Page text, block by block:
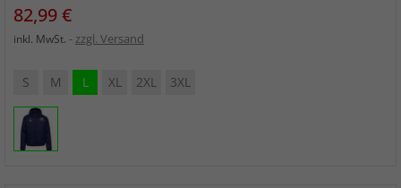
Preis
82,99 €
inkl. MwSt. zzgl. Versand
S M L XL 2XL 3XL